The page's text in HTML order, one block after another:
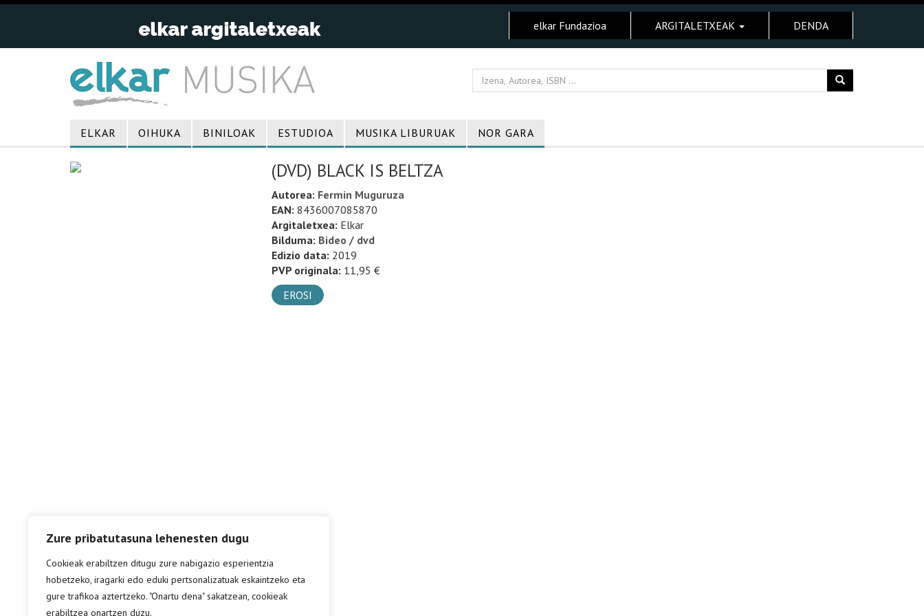
Zure pribatutasuna lehenesten dugu
Cookieak erabiltzen ditugu zure nabigazio esperientzia
hobetzeko, iragarki edo eduki pertsonalizatuak eskaintzeko eta
gure trafikoa aztertzeko. "Onartu dena" sakatzean, cookieak
erabiltzea onartzen duzu.
elkar Fundazioa ARGITALETXEAK DENDA
ELKAR OIHUKA BINILOAK ESTUDIOA MUSIKA LIBURUAK NOR GARA
(DVD) BLACK IS BELTZA
Autorea: Fermin Muguruza
EAN: 8436007085870
Argitaletxea: Elkar
Bilduma: Bideo / dvd
Edizio data: 2019
PVP originala: 11,95 €
EROSI